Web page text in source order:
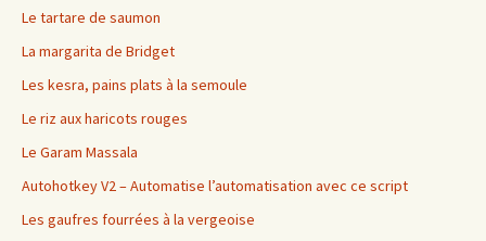
Le tartare de saumon
La margarita de Bridget
Les kesra, pains plats à la semoule
Le riz aux haricots rouges
Le Garam Massala
Autohotkey V2 – Automatise l’automatisation avec ce script
Les gaufres fourrées à la vergeoise